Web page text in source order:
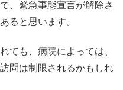
、緊急事態宣言が解除さ
ると思います。
ても、病院によっては、
問は制限されるかもしれ